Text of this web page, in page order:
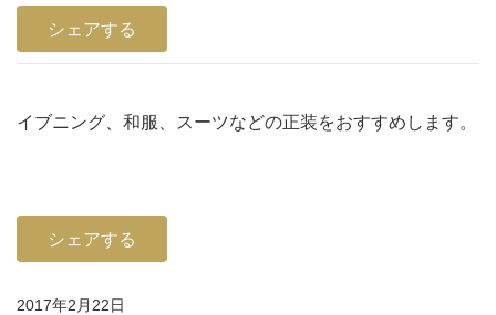
シェアする
イブニング、和服、スーツなどの正装をおすすめします。
シェアする
2017年2月22日